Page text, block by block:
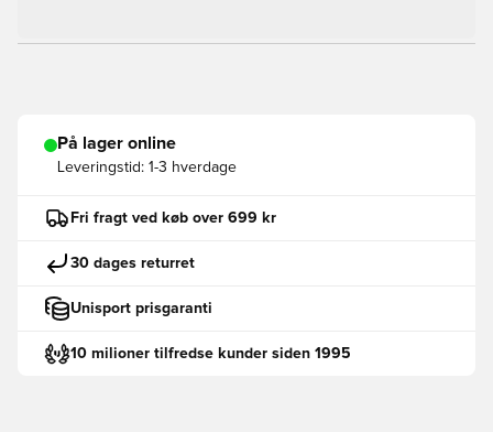
På lager online
Leveringstid: 1-3 hverdage
Fri fragt ved køb over 699 kr
30 dages returret
Unisport prisgaranti
10 milioner tilfredse kunder siden 1995